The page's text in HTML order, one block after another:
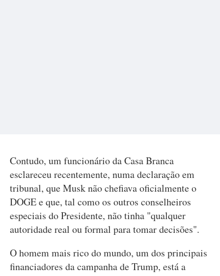
Contudo, um funcionário da Casa Branca
esclareceu recentemente, numa declaração em
tribunal, que Musk não chefiava oficialmente o
DOGE e que, tal como os outros conselheiros
especiais do Presidente, não tinha "qualquer
autoridade real ou formal para tomar decisões".
O homem mais rico do mundo, um dos principais
financiadores da campanha de Trump, está a